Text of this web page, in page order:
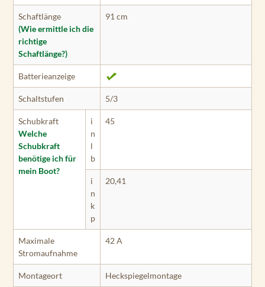
Schaftlänge
(Wie ermittle ich die
richtige
Schaftlänge?)
91 cm
Batterieanzeige
Schaltstufen 5/3
Schubkraft
Welche
Schubkraft
benötige ich für
mein Boot?
i
n
l
b
45
i
n
k
p
20,41
Maximale
Stromaufnahme
42 A
Montageort Heckspiegelmontage